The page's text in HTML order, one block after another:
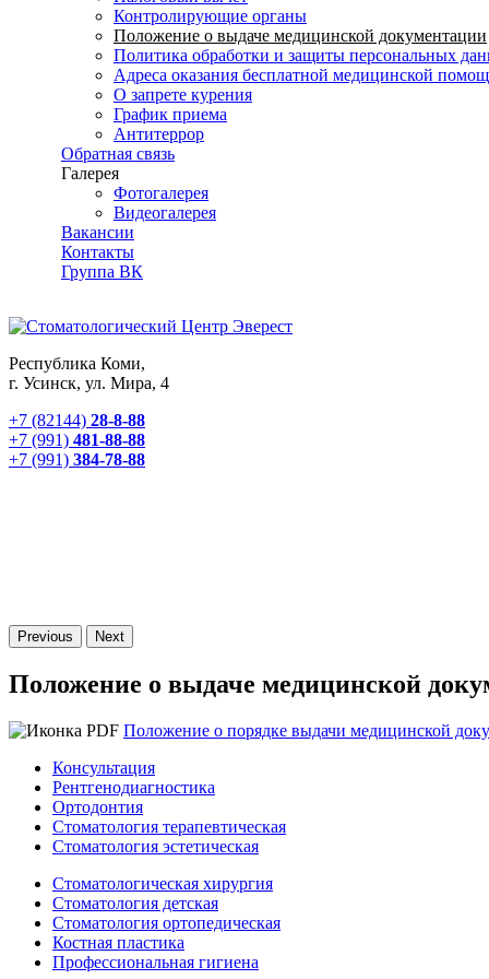
Контролирующие органы
Положение о выдаче медицинской документации
Политика обработки и защиты персональных
Адреса оказания бесплатной медицинской
О запрете курения
График приема
Антитеррор
Обратная связь
Галерея
Фотогалерея
Видеогалерея
Вакансии
Контакты
Группа ВК
Республика Коми,
г. Усинск, ул. Мира, 4
+7 (82144) 28-8-88
+7 (991) 481-88-88
+7 (991) 384-78-88
Previous Next
Положение о выдаче медицинской
Положение о порядке выдачи медицинской
Консультация
Рентгенодиагностика
Ортодонтия
Стоматология терапевтическая
Стоматология эстетическая
Стоматологическая хирургия
Стоматология детская
Стоматология ортопедическая
Костная пластика
Профессиональная гигиена